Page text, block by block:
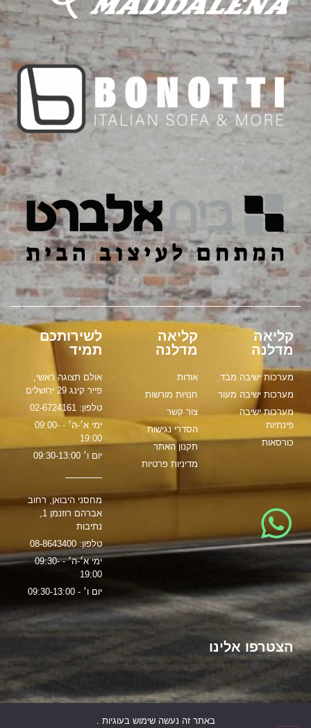
קליאה
מדלנה
מערכות ישיבה מבד
מערכות ישיבה מעור
מערכות ישיבה
פינתיות
כורסאות
קליאה
מדלנה
אודות
חנויות מורשות
צור קשר
הסדרי נגישות
תקנון האתר
מדיניות פרטיות
לשירותכם
תמיד
אולם תצוגה ראשי,
פייר קינג 29 ירושלים
טלפון: 02-6724161
ימי א׳-ה׳ - 09:00-
19:00
יום ו׳ 09:30-13:00
מחסני היבואן, רחוב
נתיבות
טלפון: 08-8643400
ימי א׳-ה׳ - 09:30-
19:00
יום ו׳ - 09:30-13:00
הצטרפו אלינו
הקמת האתר:משרד פרסוםBrain & Brand
באתר זה נעשה שימוש בעוגיות .